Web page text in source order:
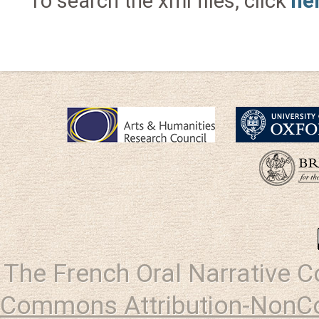
The French Oral Narrative
Commons Attribution-